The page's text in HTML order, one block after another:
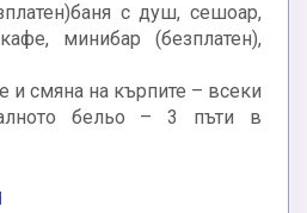
с душ, сешоар,
минибар (безплатен),
и смяна на кърпите – всеки
бельо – 3 пъти в